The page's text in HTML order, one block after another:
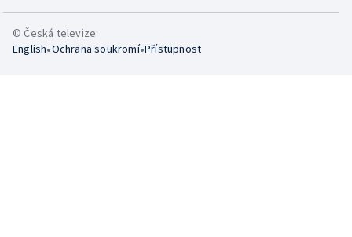
© Česká televize
English•Ochrana soukromí•Přístupnost